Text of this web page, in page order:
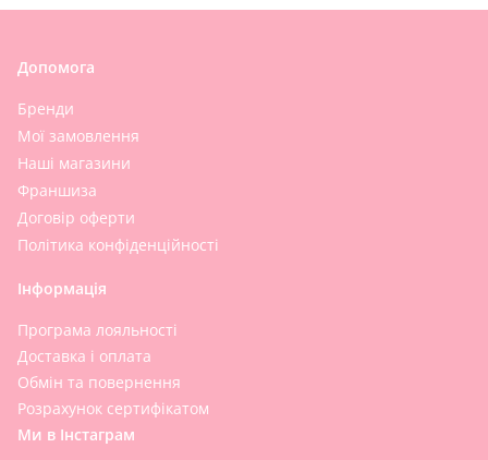
Допомога
Бренди
Мої замовлення
Наші магазини
Франшиза
Договір оферти
Політика конфіденційності
Інформація
Програма лояльності
Доставка і оплата
Обмін та повернення
Розрахунок сертифікатом
Ми в Інстаграм